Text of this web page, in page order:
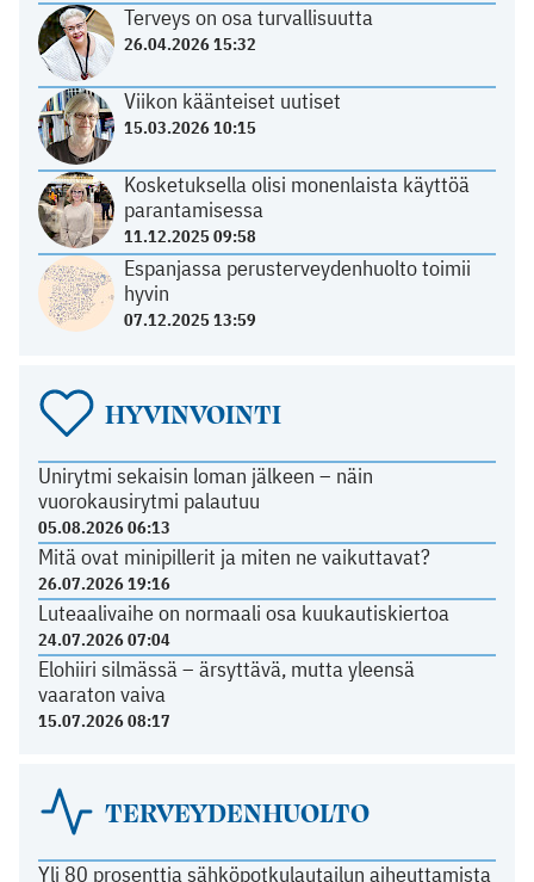
Terveys on osa turvallisuutta
26.04.2026 15:32
Viikon käänteiset uutiset
15.03.2026 10:15
Kosketuksella olisi monenlaista käyttöä
parantamisessa
11.12.2025 09:58
Espanjassa perusterveydenhuolto toimii
hyvin
07.12.2025 13:59
HYVINVOINTI
Unirytmi sekaisin loman jälkeen – näin
vuorokausirytmi palautuu
05.08.2026 06:13
Mitä ovat minipillerit ja miten ne vaikuttavat?
26.07.2026 19:16
Luteaalivaihe on normaali osa kuukautiskiertoa
24.07.2026 07:04
Elohiiri silmässä – ärsyttävä, mutta yleensä
vaaraton vaiva
15.07.2026 08:17
TERVEYDENHUOLTO
Yli 80 prosenttia sähköpotkulautailun aiheuttamista